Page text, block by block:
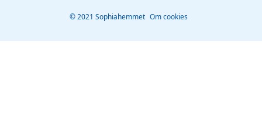
© 2021 Sophiahemmet Om cookies